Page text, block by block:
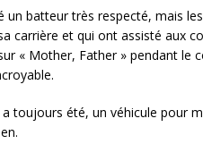
batteur très respecté, mais
carrière et qui ont assisté aux
« Mother, Father » pendant le
toujours été, un véhicule pour